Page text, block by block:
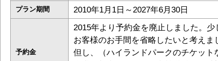
プラン期間 2010年1月1日～2027年6月30日
予約金
2015年より予約金を廃止しました。少
お客様のお手間を省略したいと考えま
但し、（ハイランドパークのチケット